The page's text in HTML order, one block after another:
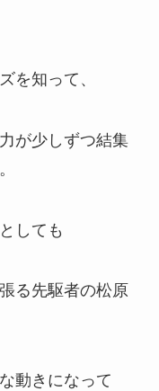
を知って、
が少しずつ結集
しても
る先駆者の松原
動きになって